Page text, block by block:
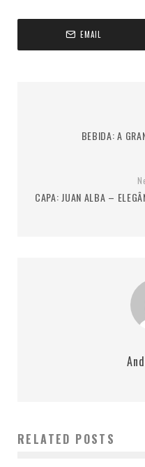
EMAIL
BEBIDA: A
CAPA: JUAN ALBA –
RELATED POSTS